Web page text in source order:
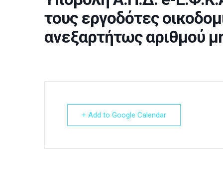
τους εργοδότες
ανεξαρτήτως αριθμού
+ Add to Google Calendar